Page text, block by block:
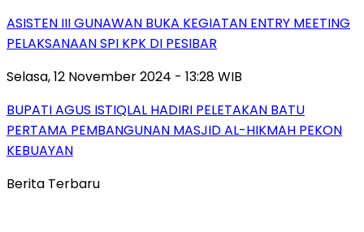
ASISTEN III GUNAWAN BUKA KEGIATAN ENTRY MEETING
PELAKSANAAN SPI KPK DI PESIBAR
Selasa, 12 November 2024 - 13:28 WIB
BUPATI AGUS ISTIQLAL HADIRI PELETAKAN BATU
PERTAMA PEMBANGUNAN MASJID AL-HIKMAH PEKON
KEBUAYAN
Berita Terbaru